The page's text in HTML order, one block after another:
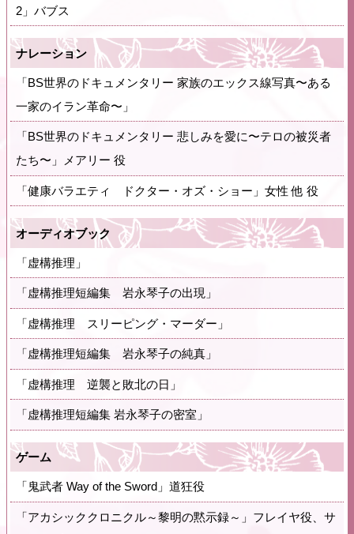
2」バブス
ナレーション
「BS世界のドキュメンタリー 家族のエックス線写真〜ある
一家のイラン革命〜」
「BS世界のドキュメンタリー 悲しみを愛に〜テロの被災者
たち〜」メアリー 役
「健康バラエティ ドクター・オズ・ショー」女性 他 役
オーディオブック
「虚構推理」
「虚構推理短編集 岩永琴子の出現」
「虚構推理 スリーピング・マーダー」
「虚構推理短編集 岩永琴子の純真」
「虚構推理 逆襲と敗北の日」
「虚構推理短編集 岩永琴子の密室」
ゲーム
「鬼武者 Way of the Sword」道狂役
「アカシッククロニクル～黎明の黙示録～」フレイヤ役、サ